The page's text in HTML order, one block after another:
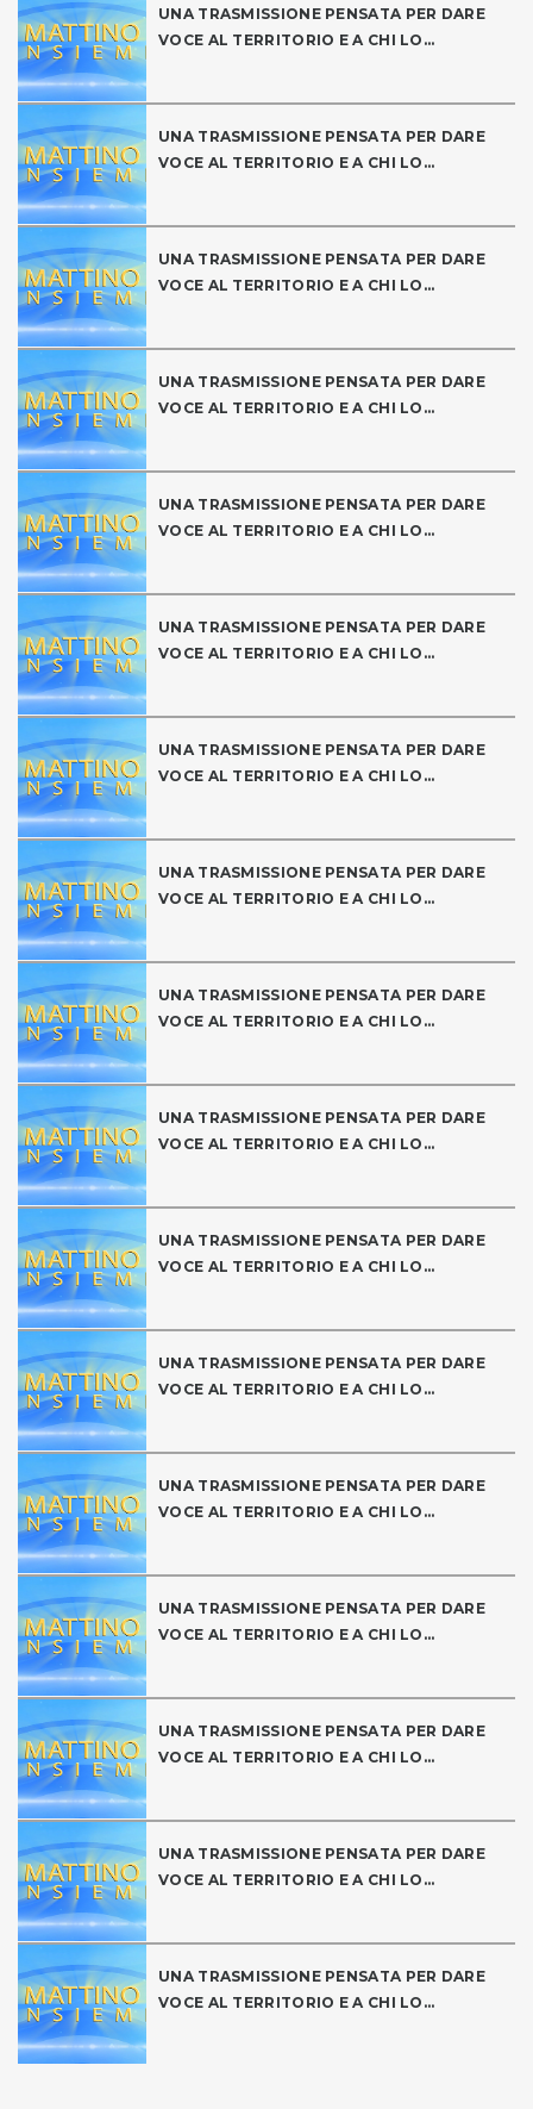
UNA TRASMISSIONE PENSATA PER DARE
VOCE AL TERRITORIO E A CHI LO...
UNA TRASMISSIONE PENSATA PER DARE
VOCE AL TERRITORIO E A CHI LO...
UNA TRASMISSIONE PENSATA PER DARE
VOCE AL TERRITORIO E A CHI LO...
UNA TRASMISSIONE PENSATA PER DARE
VOCE AL TERRITORIO E A CHI LO...
UNA TRASMISSIONE PENSATA PER DARE
VOCE AL TERRITORIO E A CHI LO...
UNA TRASMISSIONE PENSATA PER DARE
VOCE AL TERRITORIO E A CHI LO...
UNA TRASMISSIONE PENSATA PER DARE
VOCE AL TERRITORIO E A CHI LO...
UNA TRASMISSIONE PENSATA PER DARE
VOCE AL TERRITORIO E A CHI LO...
UNA TRASMISSIONE PENSATA PER DARE
VOCE AL TERRITORIO E A CHI LO...
UNA TRASMISSIONE PENSATA PER DARE
VOCE AL TERRITORIO E A CHI LO...
UNA TRASMISSIONE PENSATA PER DARE
VOCE AL TERRITORIO E A CHI LO...
UNA TRASMISSIONE PENSATA PER DARE
VOCE AL TERRITORIO E A CHI LO...
UNA TRASMISSIONE PENSATA PER DARE
VOCE AL TERRITORIO E A CHI LO...
UNA TRASMISSIONE PENSATA PER DARE
VOCE AL TERRITORIO E A CHI LO...
UNA TRASMISSIONE PENSATA PER DARE
VOCE AL TERRITORIO E A CHI LO...
UNA TRASMISSIONE PENSATA PER DARE
VOCE AL TERRITORIO E A CHI LO...
UNA TRASMISSIONE PENSATA PER DARE
VOCE AL TERRITORIO E A CHI LO...